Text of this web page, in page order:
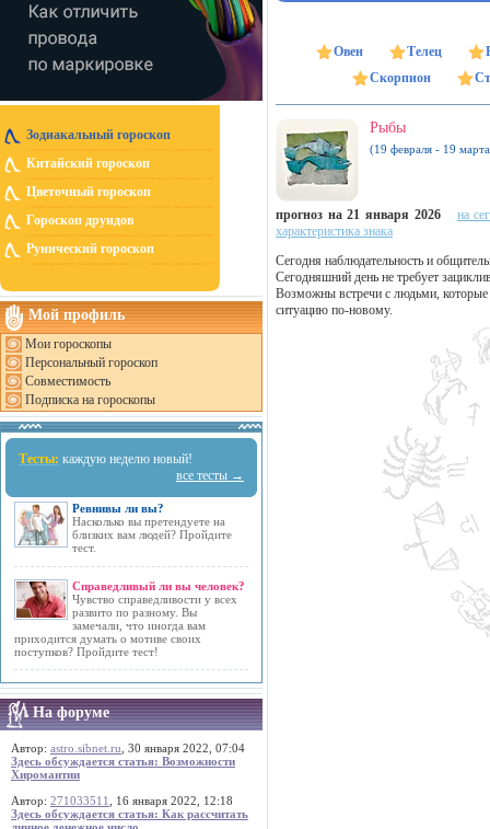
Зодиакальный гороскоп
Китайский гороскоп
Цветочный гороскоп
Гороскоп друидов
Рунический гороскоп
Мой профиль
Мои гороскопы
Персональный гороскоп
Совместимость
Подписка на гороскопы
Тесты: каждую неделю новый!
все тесты →
Ревнивы ли вы?
Насколько вы претендуете на
близких вам людей? Пройдите
тест.
Справедливый ли вы человек?
Чувство справедливости у всех
развито по разному. Вы
замечали, что иногда вам
приходится думать о мотиве своих
поступков? Пройдите тест!
На форуме
Автор: astro.sibnet.ru , 30 января 2022, 07:04
Здесь обсуждается статья: Возможности
Хиромантии
Автор: 271033511
, 16 января 2022, 12:18
Здесь обсуждается статья: Как рассчитать
Овен Телец
Скорпион
Рыбы
(19 февраля - 19
прогноз на 21 января 2026
на
характеристика знака
Сегодня наблюдательность и
Сегодняшний день не требует
Возможны встречи с людьми, которые
ситуацию по-новому.